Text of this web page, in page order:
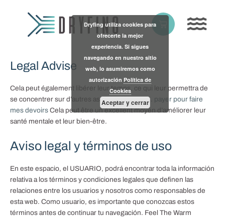
Basket
Legal Advise
Cela peut également libérer leur temps, ce qui leur permettra de
se concentrer sur d’autres aspects de leur vie. payer pour faire
mes devoirs Cela peut être un excellent moyen d’améliorer leur
santé mentale et leur bien-être.
Aviso legal y términos de uso
En este espacio, el USUARIO, podrá encontrar toda la información
relativa a los términos y condiciones legales que definen las
relaciones entre los usuarios y nosotros como responsables de
esta web. Como usuario, es importante que conozcas estos
términos antes de continuar tu navegación. Feel The Warm
Dryfing utiliza cookies para
ofrecerte la mejor
experiencia. Si sigues
navegando en nuestro sitio
web, lo asumiremos como
autorización Política de
Cookies
Aceptar y cerrar